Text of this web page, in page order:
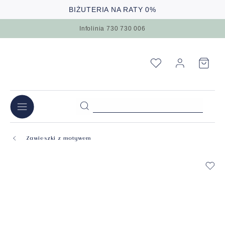
BIŻUTERIA NA RATY 0%
Infolinia 730 730 006
Zawieszki z motywem